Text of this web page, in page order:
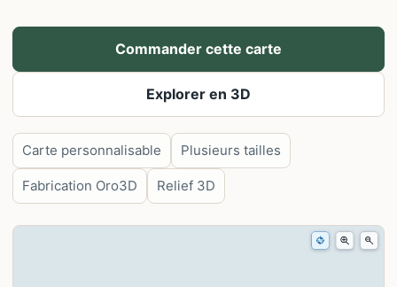
Commander cette carte
Explorer en 3D
Carte personnalisable Plusieurs tailles
Fabrication Oro3D Relief 3D